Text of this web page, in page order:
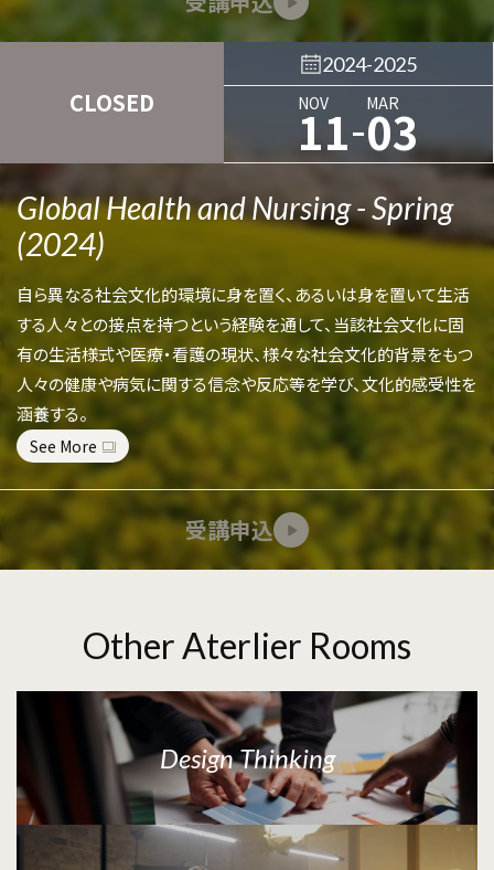
CLOSED
2024-2025
NOV
11-MAR
03
Global Health and Nursing - Spring
(2024)
自ら異なる社会文化的環境に身を置く、あるいは身を置いて生活
する人々との接点を持つという経験を通して、当該社会文化に固
有の生活様式や医療・看護の現状、様々な社会文化的背景をもつ
人々の健康や病気に関する信念や反応等を学び、文化的感受性を
涵養する。
See More
受講申込
Other Aterlier Rooms
Design Thinking